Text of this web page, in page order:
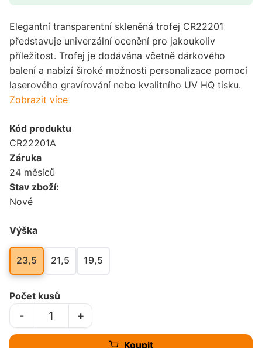
Elegantní transparentní skleněná trofej CR22201
představuje univerzální ocenění pro jakoukoliv
příležitost. Trofej je dodávána včetně dárkového
balení a nabízí široké možnosti personalizace pomocí
laserového gravírování nebo kvalitního UV HQ tisku.
Zobrazit více
Kód produktu
CR22201A
Záruka
24 měsíců
Stav zboží:
Nové
Výška
23,5 21,5 19,5
Koupit
Počet kusů
+
-